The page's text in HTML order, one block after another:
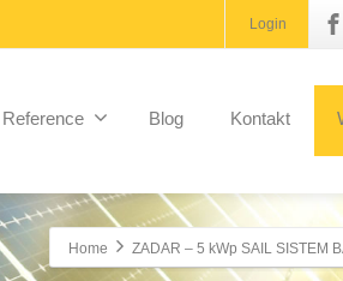
Login
Reference Blog Kontakt
Home ZADAR – 5 kWp SAIL SISTEM